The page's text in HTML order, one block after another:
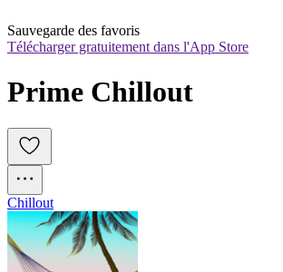
Sauvegarde des favoris
Télécharger gratuitement dans l'App Store
Prime Chillout
Chillout